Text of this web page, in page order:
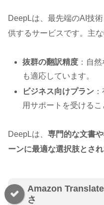
DeepLは、最先端のAI技
供するサービスです。主
抜群の翻訳精度 ：自
も適応しています。
ビジネス向けプラン
用サポートを受けるこ
DeepLは、 専門的な文書
ーンに最適な選択肢とさ
Amazon
さ